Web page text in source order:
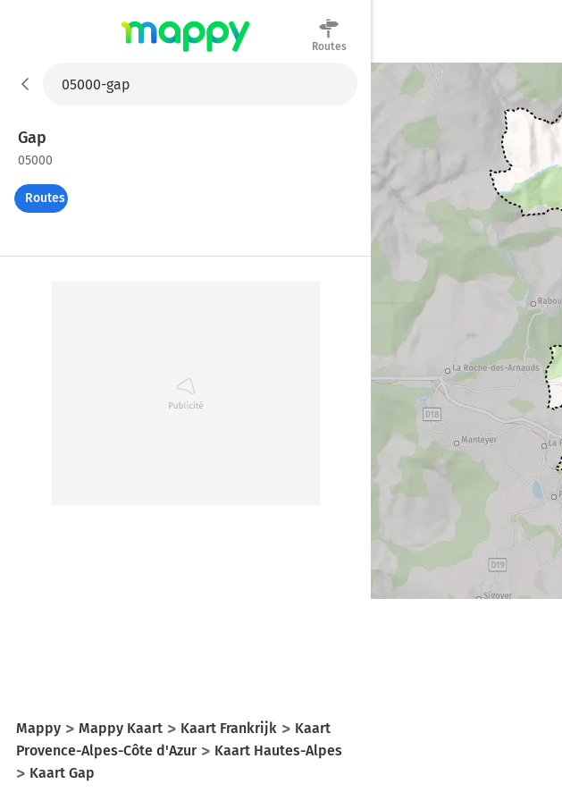
Routes
Gap
05000
Routes
Mappy Mappy Kaart Kaart Frankrijk
Kaart
Provence-Alpes-Côte d'Azur
Kaart Hautes-Alpes
Kaart Gap